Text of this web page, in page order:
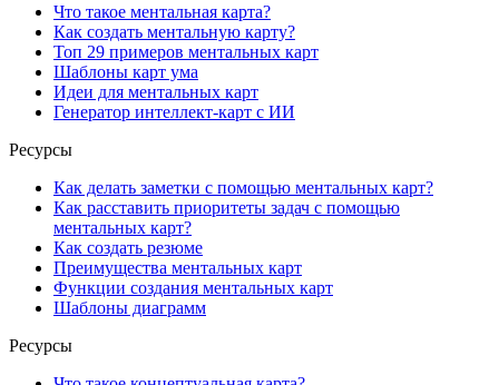
Что такое ментальная карта?
Как создать ментальную карту?
Топ 29 примеров ментальных карт
Шаблоны карт ума
Идеи для ментальных карт
Генератор интеллект-карт с ИИ
Ресурсы
Как делать заметки с помощью ментальных карт?
Как расставить приоритеты задач с помощью
ментальных карт?
Как создать резюме
Преимущества ментальных карт
Функции создания ментальных карт
Шаблоны диаграмм
Ресурсы